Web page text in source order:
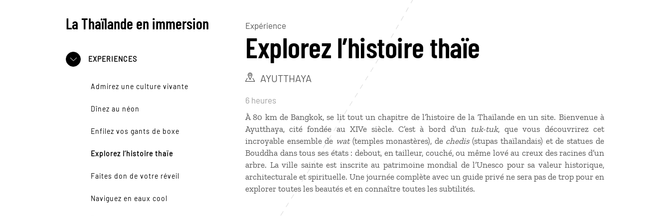
La Thaïlande en immersion
EXPERIENCES
Admirez une culture vivante
Dînez au néon
Enfilez vos gants de boxe
Explorez l’histoire thaïe
Faites don de votre réveil
Naviguez en eaux cool
Expérience
Explorez l’histoire thaïe
AYUTTHAYA
6 heures
À 80 km de Bangkok, se lit tout un chapitre de l’histoire de la Thaïlande en un site. Bienvenue à
Ayutthaya, cité fondée au XIVe siècle. C’est à bord d’un tuk-tuk, que vous découvrirez cet
incroyable ensemble de wat(temples monastères), de chedis(stupas thaïlandais) et de statues de
Bouddha dans tous ses états : debout, en tailleur, couché, ou même lové au creux des racines d’un
arbre. La ville sainte est inscrite au patrimoine mondial de l’Unesco pour sa valeur historique,
architecturale et spirituelle. Une journée complète avec un guide privé ne sera pas de trop pour en
explorer toutes les beautés et en connaître toutes les subtilités.